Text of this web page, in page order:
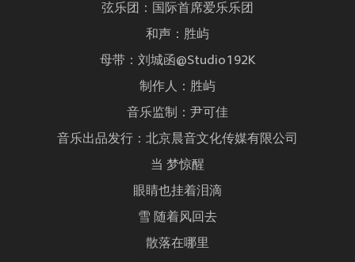
弦乐团：国际首席爱乐乐团
和声：胜屿
母带：刘城函@Studio192K
制作人：胜屿
音乐监制：尹可佳
音乐出品发行：北京晨音文化传媒有限公司
当 梦惊醒
眼睛也挂着泪滴
雪 随着风回去
散落在哪里